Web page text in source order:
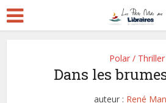
Polar / Thriller
Dans les
auteur : René